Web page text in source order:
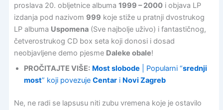
proslava 20. obljetnice albuma 1999 – 2000i objava LP
izdanja pod nazivom 999 koje stiže u pratnji dvostrukog
LP albuma Uspomena(Sve najbolje uživo) i fantastičnog,
četverostrukog CD box seta koji donosi i dosad
neobjavljene demo pjesme Daleke obale!
PROČITAJTE VIŠE: Most slobode | Popularni “srednji
most” koji povezuje Centari Novi Zagreb
Ne, ne radi se lapsusu niti zubu vremena koje je ostavilo